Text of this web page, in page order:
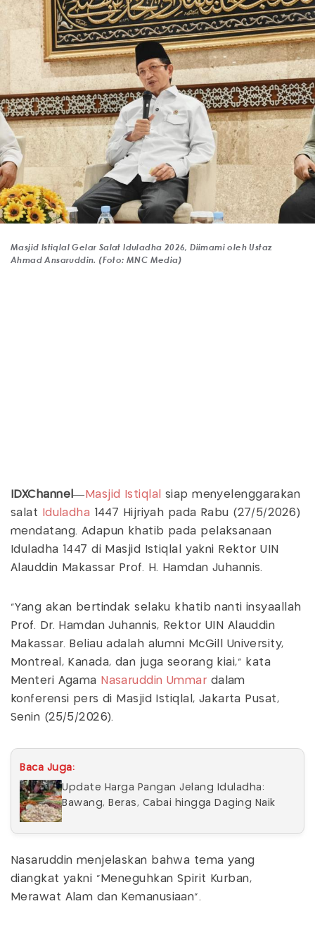
Masjid Istiqlal Gelar Salat Iduladha 2026, Diimami oleh Ustaz
Ahmad Ansaruddin. (Foto: MNC Media)
IDXChannel— Masjid Istiqlal
siap menyelenggarakan
salat
Iduladha 1447 Hijriyah pada Rabu (27/5/2026)
mendatang. Adapun khatib pada pelaksanaan
Iduladha 1447 di Masjid Istiqlal yakni Rektor UIN
Alauddin Makassar Prof. H. Hamdan Juhannis.
“Yang akan bertindak selaku khatib nanti insyaallah
Prof. Dr. Hamdan Juhannis, Rektor UIN Alauddin
Makassar. Beliau adalah alumni McGill University,
Montreal, Kanada, dan juga seorang kiai,” kata
Menteri Agama Nasaruddin Ummar dalam
konferensi pers di Masjid Istiqlal, Jakarta Pusat,
Senin (25/5/2026).
Baca Juga:
Update Harga Pangan Jelang Iduladha:
Bawang, Beras, Cabai hingga Daging Naik
Nasaruddin menjelaskan bahwa tema yang
diangkat yakni “Meneguhkan Spirit Kurban,
Merawat Alam dan Kemanusiaan”.